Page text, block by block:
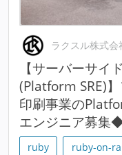
ラクスル株式会
【サーバーサイ
(Platform SRE)
印刷事業の
エンジニア募
ruby ruby-on-